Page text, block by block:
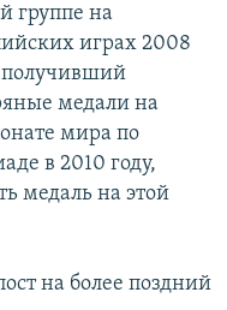
группе на
играх 2008
получивший
медали на
мира по
в 2010 году,
медаль на этой
на более поздний